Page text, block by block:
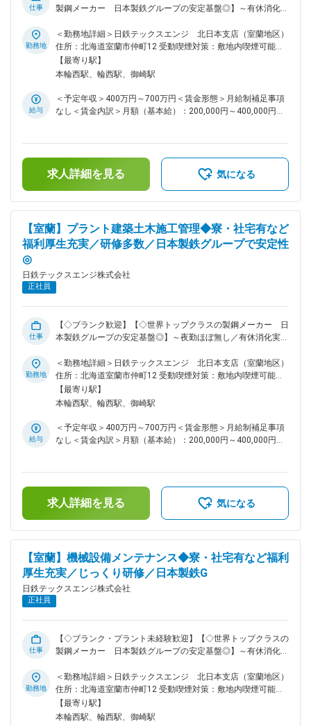
24歳から60歳まで幅広く在籍しており、様々な意見交換が可
ションや会社の魅力について： 自身が計画立案・設計した設
備ができあがり、無事に稼働することの喜びはもちろん、その
設備が日本の産業を支えるものになるんだという使命感・達成
感を味わえる業務です。 ■職種紹介動画：
囲：本文参照
仕事
製鋼メーカー 日本製鉄グループの安定基盤◎】～有休消化実
げ社宅制度あり～ ■業務内容 各種プラント機械装置や搬送設
備などの設計や製作業務をお任せします。 ◎3Dスキャナーや
3DCADなどツールを活用し、プラント内機械設備や配管など
の最適な設備の構築をしていきます。 ◎複雑な作業ですが、
支店の機械東日本エンジニアリング部は約40名、計測検査ソ
リューション部は約50名体制で、若手から経験豊富なベテラ
いて 鉄鋼分野を中心に、機械、電気計装、土木、建築、ロボ
ットなど形あるものから、コンピュータシステムやソフトウェ
アまで、総合エンジニアリング企業として、10,000 人を超え
るものづくりのプロフェッショナルたちが幅広いフィールドで
賃一部負担)、独身寮完備。ベネフィットステーションや提携
宿泊移設も利用可能です。 また、ノー残業DAYを設けたり、
有給消化実績は16.7日、希望日も通りやすい環境など、ワーク
ライフバランスを整えられる取り組みも実現しています。 ◇じ
研修や、特殊スキル（資格取得）が必要な場合は必要な技能の
習得ができるなど、会社としても各種研修に力を入れていま
勤務地
＜勤務地詳細＞日鉄テックスエンジ 北日本支店（室蘭地区）
住所：北海道室蘭市仲町12 受動喫煙対策：敷地内喫煙可能場
所あり変更の範囲：会社の定める事業所
【最寄り駅】
本輪西駅、輪西駅、御崎駅
給与
＜予定年収＞400万円～700万円＜賃金形態＞月給制補足事項
なし＜賃金内訳＞月額（基本給）：200,000円～400,000円＜
1,800円～11,300円 ■諸手当（通勤手当、残業手当（30～40％
割増で支給、住宅手当、子 ども手当、交代手当、付手当、呼
出手当、特別出勤手当、…他）賃金はあくまでも目安の金額で
固定手当を含めた表記です。
求人詳細を見る 気になる
【室蘭】プラント建築土木施工管理◆寮・社宅有など
福利厚生充実／研修多数／日本製鉄グループで安定性
◎
日鉄テックスエンジ株式会社
正社員
仕事
【◇ブランク歓迎】【◇世界トップクラスの製鋼メーカー 日
本製鉄グループの安定基盤◎】～夜勤ほぼ無し／有休消化実績
げ社宅制度あり～ ■業務内容 プラント設備における土木・建
設工事を通じて室蘭の鉄づくりの土台を支えています。 現地
着工前に施工方法を立案・計画し、施工中の現場マネジメント
を行うことが主な業務です。 ◎季節による業務量の波が少な
械・電気計装設備の幅広い分野の人たちと協力し、カーボンニ
ュートラルに向けた設備改造等、大型プロジェクトに取り組ん
ため、 iPadを含むITツールで事務仕事に対応しつつ、現場
で作業者の方々とコミュニケーションを取ることが求められま
す。 ■配属先 北日本建設センターは約40名で構成されてお
り、若手から経験豊富なベテラン社員まで幅広く活躍していま
ができる環境です。 ■当社について 鉄鋼分野を中心に、機
械、電気計装、土木、建築、ロボットなど形あるものから、コ
ンピュータシステムやソフトウェアまで、総合エンジニアリン
グ企業として、10,000 人を超えるものづくりのプロフェッシ
ョナルたちが幅広いフィールドで活躍しています。 ◇充実の福
も通りやすい環境など、ワークライフバランスを整えられる取
り組みも実現しています。 ◇じっくり教育・研修 配属後の
います。 安全面・品質面に対する基礎教養のほか、作業者の
実務を体感できる模擬演練設備「TEX-DOJO」にて作業演練を
受ける機会や、 特殊スキル（資格取得）が必要な場合は現場
で必要な技能の習得ができるなど、 機械工事における知識・
勤務地
＜勤務地詳細＞日鉄テックスエンジ 北日本支店（室蘭地区）
住所：北海道室蘭市仲町12 受動喫煙対策：敷地内喫煙可能場
所あり変更の範囲：会社の定める事業所
【最寄り駅】
本輪西駅、輪西駅、御崎駅
給与
＜予定年収＞400万円～700万円＜賃金形態＞月給制補足事項
なし＜賃金内訳＞月額（基本給）：200,000円～400,000円＜
～11,300円■諸手当（通勤手当、残業手当（30～40％割増で
支給、住宅手当、子ども手当、交代手当、役付手当、呼出手
当、特別出勤手当、…他）賃金はあくまでも目安の金額であ
定手当を含めた表記です。
求人詳細を見る 気になる
【室蘭】機械設備メンテナンス◆寮・社宅有など福利
厚生充実／じっくり研修／日本製鉄G
日鉄テックスエンジ株式会社
正社員
仕事
【◇ブランク・プラント未経験歓迎】【◇世界トップクラスの
製鋼メーカー 日本製鉄グループの安定基盤◎】～有休消化実
上げ社宅制度あり～ ■業務内容 製鉄プラントをはじめとする
各種プラント設備の機器メンテナンス（修理・点検）、現場管
理の業務に従事していただきます。 ■配属先 室蘭機械整備部
は約100名体制で、若手から経験豊富なベテラン社員まで幅広
勤務地
＜勤務地詳細＞日鉄テックスエンジ 北日本支店（室蘭地区）
住所：北海道室蘭市仲町12 受動喫煙対策：敷地内喫煙可能場
所あり変更の範囲：会社の定める事業所
【最寄り駅】
本輪西駅、輪西駅、御崎駅